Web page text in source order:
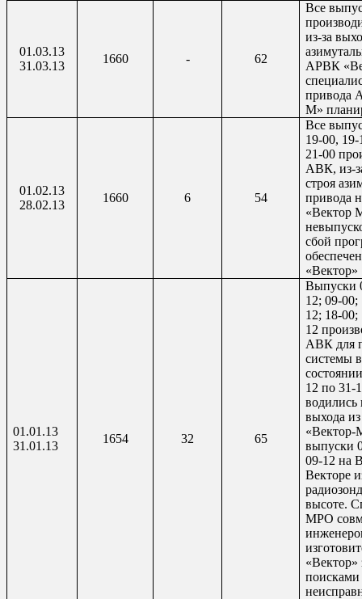
01.03.13
31.03.13
1660 - 62
Все
из-за
АРВК
привода
М»
01.02.13
28.02.13
1660 6 54
Все
19-00,
21-00
АВК, из-
строя
привода
«Вектор
сбой
«Вектор»
01.01.13
31.01.13
1654 32 65
Выпуски
12; 09-00;
12; 18-00;
12
АВК для
системы
12 по 31-
выхода
выпуски
09-12 на
Векторе
высоте.
МРО
«Вектор»